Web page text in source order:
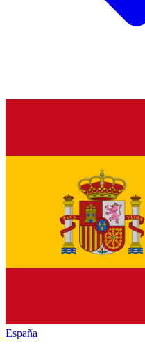
España